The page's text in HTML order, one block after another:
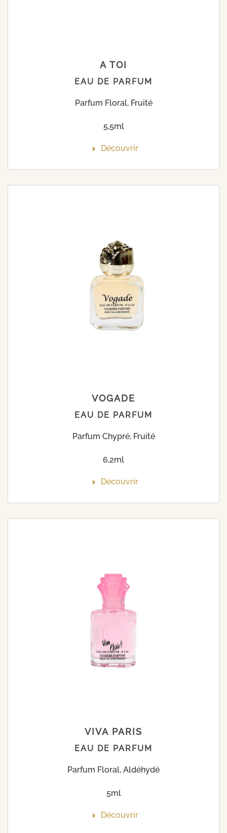
A TOI
EAU DE PARFUM
Parfum Floral, Fruité
5,5ml
Découvrir
VOGADE
EAU DE PARFUM
Parfum Chypré, Fruité
6,2ml
Découvrir
VIVA PARIS
EAU DE PARFUM
Parfum Floral, Aldéhydé
5ml
Découvrir